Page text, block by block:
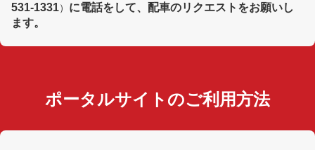
空港定額料金をご利用のお客様（ホノルル空港到着時のご案内）
ハワイの空港送迎でタクシーをおすすめする3つの理由
531-1331） に電話をして、配車のリクエストをお願いし
ます。
ポータルサイトのご利用方法